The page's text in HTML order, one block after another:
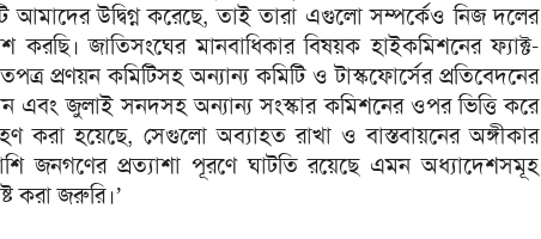
উদ্বিগ্ন করেছে, তাই তারা এগুলো সম্পর্কেও নিজ দলের
জাতিসংঘের মানবাধিকার বিষয়ক হাইকমিশনের ফ্যাক্ট-
প্রণয়ন কমিটিসহ অন্যান্য কমিটি ও টাস্কফোর্সের প্রতিবেদনের
এবং জুলাই সনদসহ অন্যান্য সংস্কার কমিশনের ওপর ভিত্তি করে
করা হয়েছে, সেগুলো অব্যাহত রাখা ও বাস্তবায়নের অঙ্গীকার
জনগণের প্রত্যাশা পূরণে ঘাটতি রয়েছে এমন অধ্যাদেশসমূহ
করা জরুরি।’